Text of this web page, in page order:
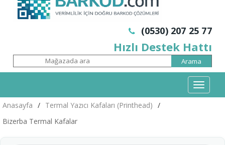
(0530) 207 25 77
Hızlı Destek Hattı
Mobil
Menü
Anasayfa / Termal Yazıcı Kafaları (Printhead) /
Bizerba Termal Kafalar